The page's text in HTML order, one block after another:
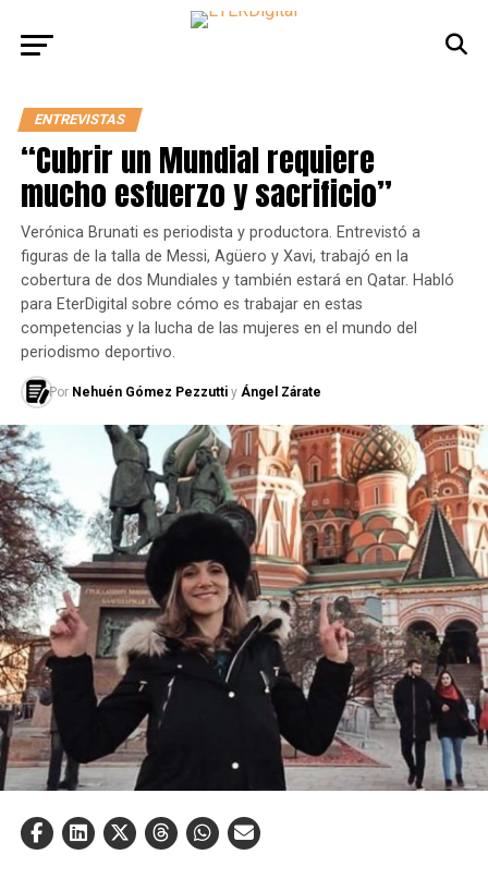
ENTREVISTAS
“Cubrir un Mundial requiere
mucho esfuerzo y sacrificio”
Verónica Brunati es periodista y productora. Entrevistó a
figuras de la talla de Messi, Agüero y Xavi, trabajó en la
cobertura de dos Mundiales y también estará en Qatar. Habló
para EterDigital sobre cómo es trabajar en estas
competencias y la lucha de las mujeres en el mundo del
periodismo deportivo.
Por Nehuén Gómez Pezzuttiy Ángel Zárate